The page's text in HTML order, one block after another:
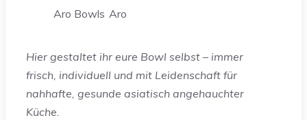
Hier gestaltet ihr eure Bowl selbst – immer
frisch, individuell und mit Leidenschaft für
nahhafte, gesunde asiatisch angehauchter
Küche.